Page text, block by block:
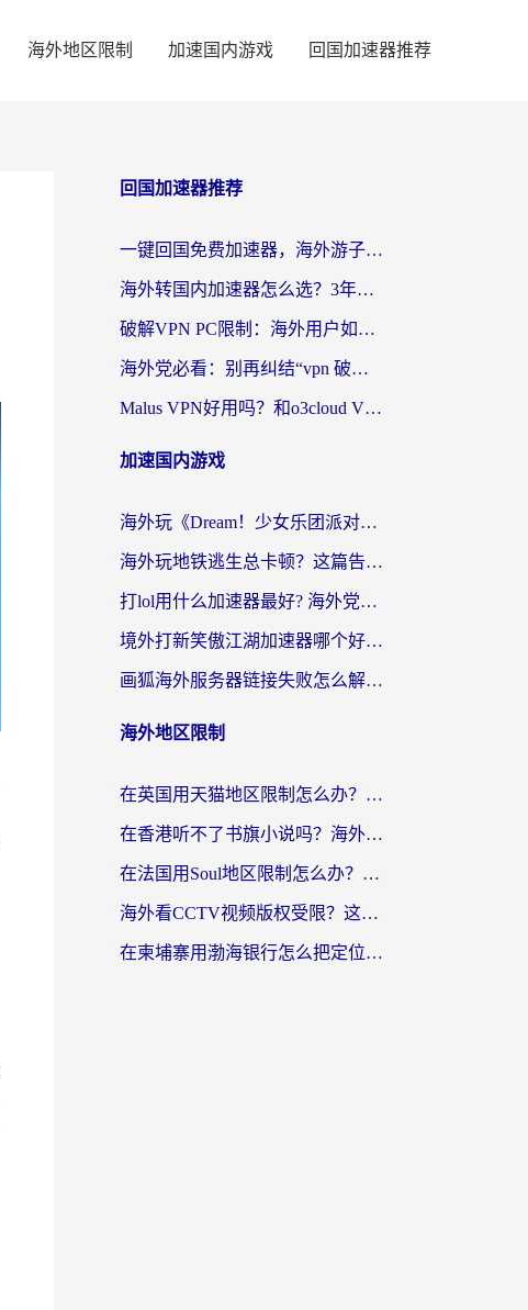
海外地区限制 加速国内游戏 回国加速器推荐
回国加速器推荐
一键回国免费加速器，海外游子的数字归乡路
海外转国内加速器怎么选？3年海外党亲测指南，无缝刷剧玩游戏不再难
破解VPN PC限制：海外用户如何选择回国加速器实现无缝访问国内资源
海外党必看：别再纠结“vpn 破解”，这样选回国加速器才能真正无缝访问国内资源
Malus VPN好用吗？和o3cloud VPN对比哪个回国效果更好？
加速国内游戏
海外玩《Dream！少女乐团派对！》总卡顿？加速器到底能不能用？一篇指南解决你的国服游戏难题
海外玩地铁逃生总卡顿？这篇告诉你玩地铁逃生用什么加速器好,比较好
打lol用什么加速器最好? 海外党亲测3年的国服游戏加速终极攻略
境外打新笑傲江湖加速器哪个好？海外玩家国服畅玩全攻略（附实测推荐）
画狐海外服务器链接失败怎么解决？海外玩家国服游戏加速器终极指南
海外地区限制
在英国用天猫地区限制怎么办？海外党必备的国内平台解锁指南
在香港听不了书旗小说吗？海外党突破内容限制的实用指南
在法国用Soul地区限制怎么办？3个实用技巧帮你轻松解决（附德国场景方案）
海外看CCTV视频版权受限？这份实用攻略帮你解锁国内影视+解决足球直播&政务APP难题
在柬埔寨用渤海银行怎么把定位修改到中国国内？3招解决海外生活的“数字乡愁”